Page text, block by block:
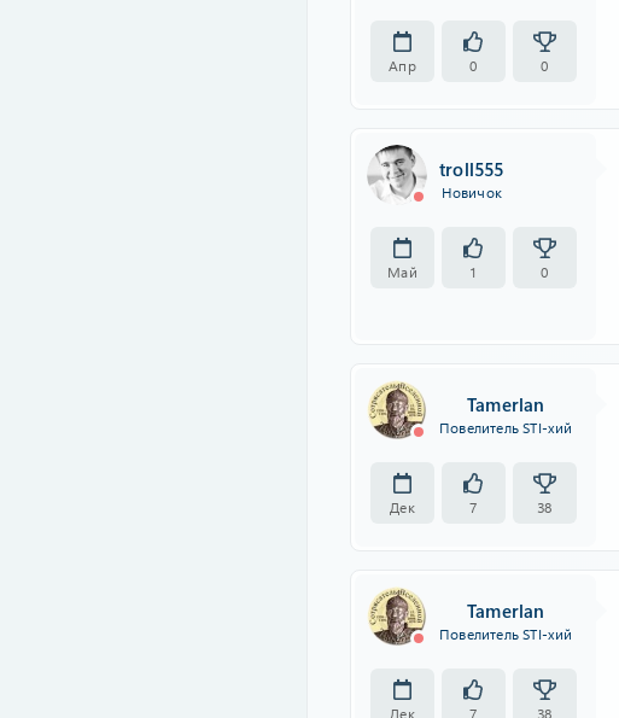
Апр 0 0
troll555
Новичок
Май 1 0
Tamerlan
Повелитель STI-хий
Дек 7 38
Tamerlan
Повелитель STI-хий
Дек 7 38